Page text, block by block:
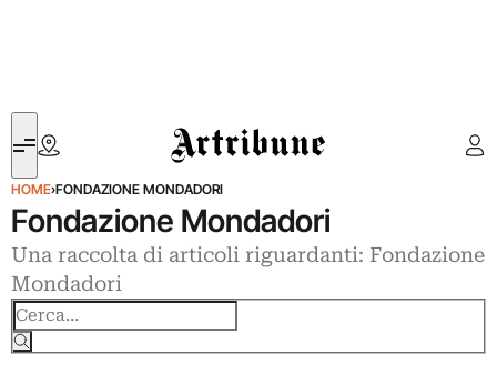
Artribune
HOME›FONDAZIONE MONDADORI
Fondazione Mondadori
Una raccolta di articoli riguardanti: Fondazione
Mondadori